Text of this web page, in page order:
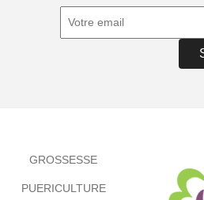
GROSSESSE
PUERICULTURE